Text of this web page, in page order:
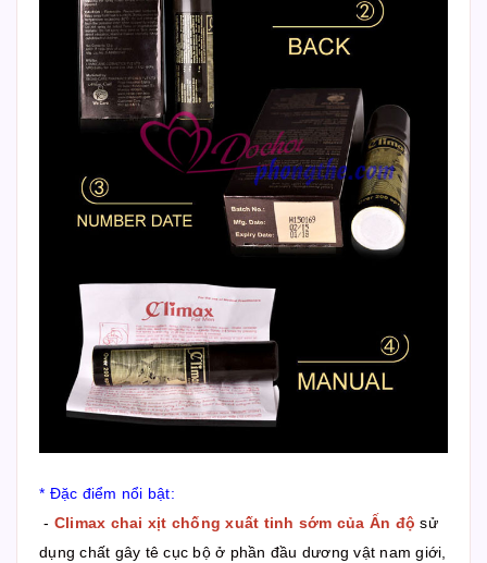
* Đặc điểm nổi bật:
- Climax chai xịt chống xuất tinh sớm của Ấn độ sử
dụng chất gây tê cục bộ ở phần đầu dương vật nam giới,